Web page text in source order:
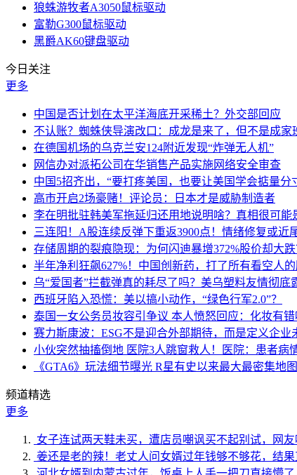
狼蛛游牧者A3050鼠标驱动
富勒G300鼠标驱动
黑爵AK60键盘驱动
今日关注
更多
中国是否计划在太平洋海底开采稀土？外交部回应
不认账？蜘蛛侠导演改口：成龙是来了，但不是成家
在德国机场的乌克兰安124附近发现“炸弹无人机”
网信办对派拓公司在华销售产品实施网络安全审查
中国5招齐出，“要打疼美国，也要让美国学会掂量分
高市开启2场豪赌！评论员：日本才是威胁制造者
李在明批驻韩美军拖延归还用地说明啥？真相很可能
三连阳！A股连续反弹下重返3900点！情绪修复或近
存储周期的裂痕隐现：为何闪迪暴增372%股价却大跌
半年净利狂飙627%！中国创新药，打了所有看空人
乌“爱国者”拦截弹真的耗尽了吗？美乌塑料友情彻底
西班牙陷入恐慌：美以搞小动作，“绿色行军2.0”？
泰国一女公务员妆容引争议 本人愤怒回应：化妆有错
赛力斯康波：ESG不是迎合外部期待，而是定义企业
小伙突然抽搐倒地 医院3人跳窗救人！医院：患者病
《GTA6》玩法细节曝光 R星有史以来最大最密集地图
频道精选
更多
女子连试两天鞋未买，遭店员嘲讽买不起别试，网友
姜还是老的辣！老丈人问女婿过年钱够不够花，结